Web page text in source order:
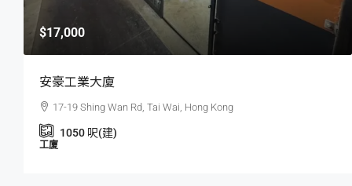
業大廈
Shing Wan Rd, Tai Wai, Hong Kong
呎(建)
$18,000